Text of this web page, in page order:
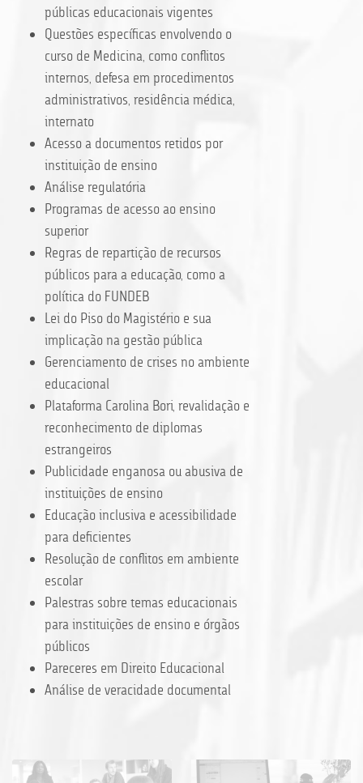
públicas educacionais vigentes
Questões específicas envolvendo o
curso de Medicina, como conflitos
internos, defesa em procedimentos
administrativos, residência médica,
internato
Acesso a documentos retidos por
instituição de ensino
Análise regulatória
Programas de acesso ao ensino
superior
Regras de repartição de recursos
públicos para a educação, como a
política do FUNDEB
Lei do Piso do Magistério e sua
implicação na gestão pública
Gerenciamento de crises no ambiente
educacional
Plataforma Carolina Bori, revalidação e
reconhecimento de diplomas
estrangeiros
Publicidade enganosa ou abusiva de
instituições de ensino
Educação inclusiva e acessibilidade
para deficientes
Resolução de conflitos em ambiente
escolar
Palestras sobre temas educacionais
para instituições de ensino e órgãos
públicos
Pareceres em Direito Educacional
Análise de veracidade documental